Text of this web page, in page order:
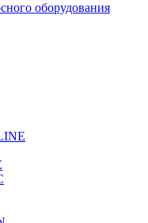
оборудования